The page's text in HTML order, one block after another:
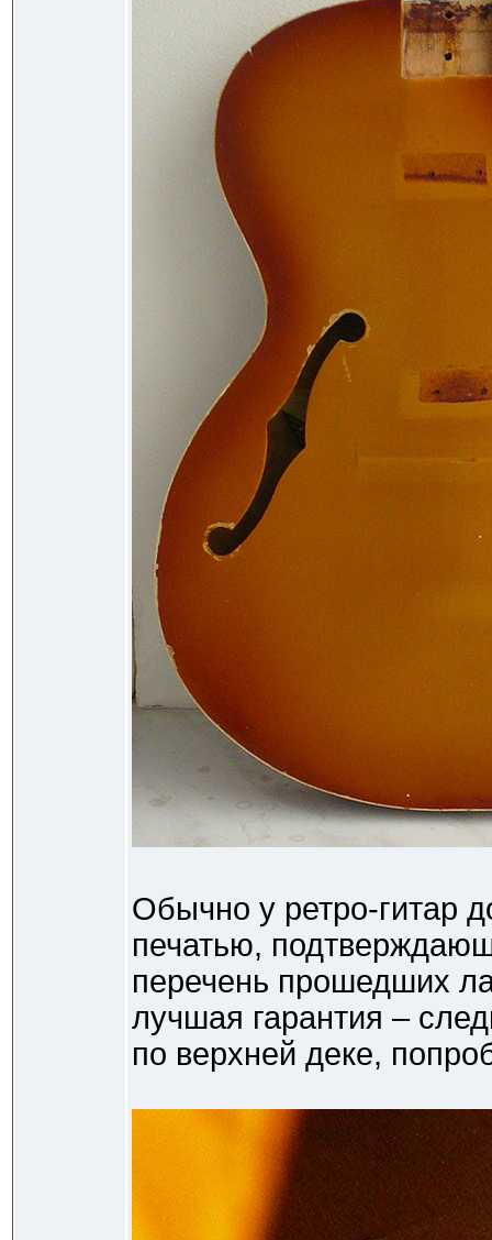
Обычно у ретро-гитар
печатью,
перечень прошедших
лучшая гарантия –
по верхней деке,